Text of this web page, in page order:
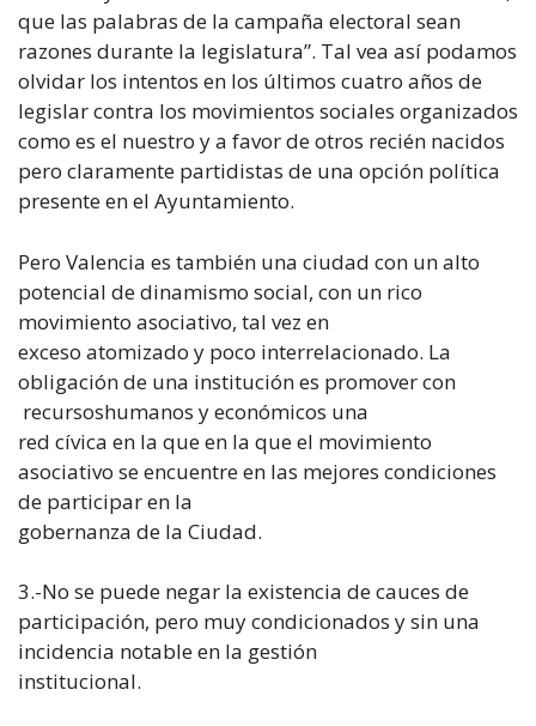
que las palabras de la campaña electoral sean
razones durante la legislatura”. Tal vea así podamos
olvidar los intentos en los últimos cuatro años de
legislar contra los movimientos sociales organizados
como es el nuestro y a favor de otros recién nacidos
pero claramente partidistas de una opción política
presente en el Ayuntamiento.
Pero Valencia es también una ciudad con un alto
potencial de dinamismo social, con un rico
movimiento asociativo, tal vez en
exceso atomizado y poco interrelacionado. La
obligación de una institución es promover con
recursoshumanos y económicos una
red cívica en la que en la que el movimiento
asociativo se encuentre en las mejores condiciones
de participar en la
gobernanza de la Ciudad.
3.-No se puede negar la existencia de cauces de
participación, pero muy condicionados y sin una
incidencia notable en la gestión
institucional.